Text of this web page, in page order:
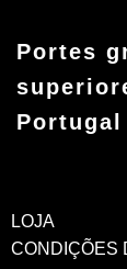
Portes
LOJA
CONDIÇÕES